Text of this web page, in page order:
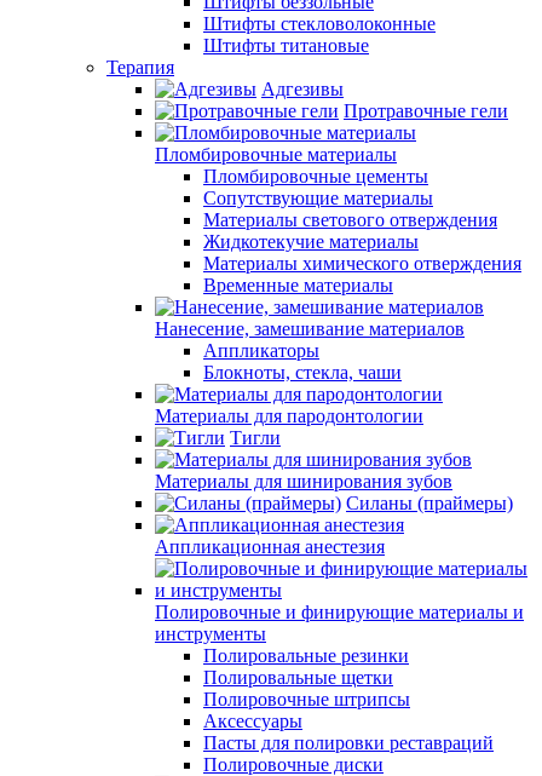
Штифты стекловолоконные
Штифты титановые
Терапия
Адгезивы
Протравочные гели
Пломбировочные материалы
Пломбировочные цементы
Сопутствующие материалы
Материалы светового отверждения
Жидкотекучие материалы
Материалы химического отверждения
Временные материалы
Нанесение, замешивание материалов
Аппликаторы
Блокноты, стекла, чаши
Материалы для пародонтологии
Тигли
Материалы для шинирования зубов
Силаны (праймеры)
Аппликационная анестезия
Полировочные и финирующие материалы и
инструменты
Полировальные резинки
Полировальные щетки
Полировочные штрипсы
Аксессуары
Пасты для полировки реставраций
Полировочные диски